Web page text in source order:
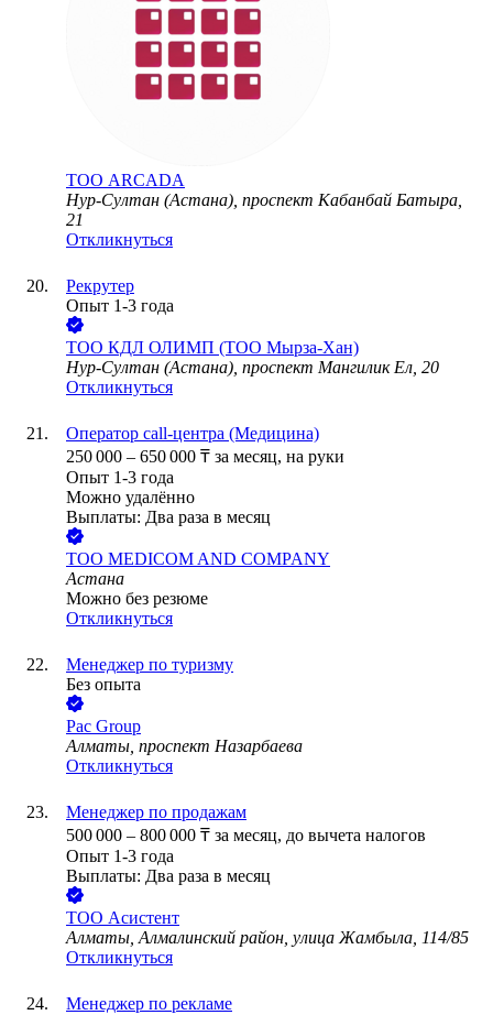
ТОО ARCADA
Нур-Султан (Астана), проспект Кабанбай Батыра,
21
Откликнуться
Рекрутер
Опыт 1-3 года
ТОО КДЛ ОЛИМП (ТОО Мырза-Хан)
Нур-Султан (Астана), проспект Мангилик Ел, 20
Откликнуться
Оператор call-центра (Медицина)
250 000 – 650 000 ₸ за месяц, на руки
Опыт 1-3 года
Можно удалённо
Выплаты: Два раза в месяц
ТОО MEDICOM AND COMPANY
Астана
Можно без резюме
Откликнуться
Менеджер по туризму
Без опыта
Pac Group
Алматы, проспект Назарбаева
Откликнуться
Менеджер по продажам
500 000 – 800 000 ₸ за месяц, до вычета налогов
Опыт 1-3 года
Выплаты: Два раза в месяц
ТОО Асистент
Алматы, Алмалинский район, улица Жамбыла, 114/85
Откликнуться
Менеджер по рекламе